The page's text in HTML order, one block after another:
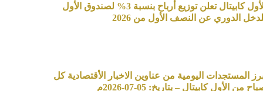
الأول كابيتال تعلن توزيع أرباح بنسبة 3% لصندوق الأول
الدوري عن النصف الأول من 2026
المستجدات اليومية من عناوين الاخبار الأقتصادية كل
من الأول كابيتال – بتاريخ: 05-07-2026م